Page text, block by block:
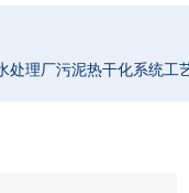
处理厂污泥热干化系统工